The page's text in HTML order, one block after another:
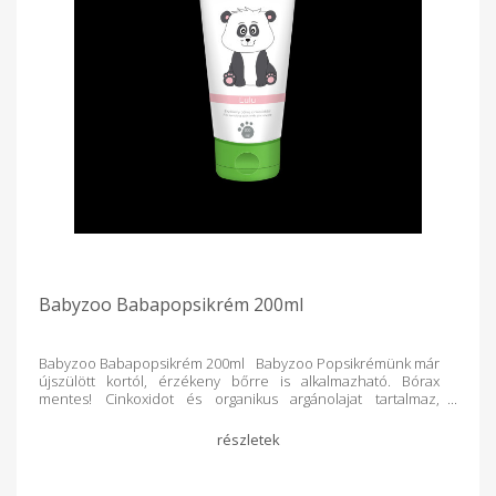
Babyzoo Babapopsikrém 200ml
Babyzoo Babapopsikrém 200ml Babyzoo Popsikrémünk már
újszülött kortól, érzékeny bőrre is alkalmazható. Bórax
mentes! Cinkoxidot és organikus argánolajat tartalmaz,
Rendszeres használat esetén táplálja, hidratálja és nyugtatja
a baba bőrét, megelőzheti a kipirosodást és a